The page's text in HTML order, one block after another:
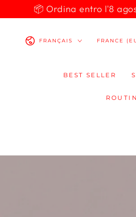
IGNORER LE
CONTENU📦 Ordina entro l'8
LangueFRANÇAIS Pays/
FRANCE
BEST SELLER